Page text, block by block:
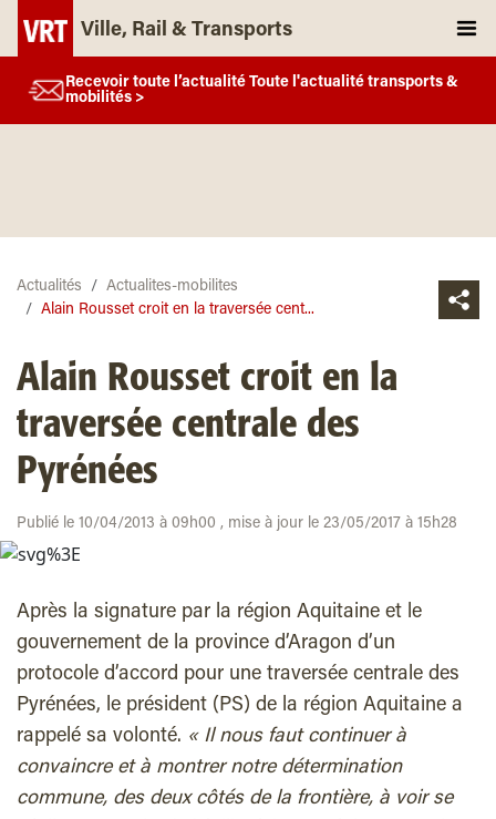
Ville, Rail & Transports
Recevoir toute l’actualité Toute l'actualité transports &
mobilités >
Actualités
Actualites-mobilites
Alain Rousset croit en la traversée cent...
Alain Rousset croit en la
traversée centrale des
Pyrénées
Publié le 10/04/2013 à 09h00 , mise à jour le 23/05/2017 à 15h28
Après la signature par la région Aquitaine et le
gouvernement de la province d’Aragon d’un
protocole d’accord pour une traversée centrale des
Pyrénées, le président (PS) de la région Aquitaine a
rappelé sa volonté. « Il nous faut continuer à
convaincre et à montrer notre détermination
commune, des deux côtés de la frontière, à voir se